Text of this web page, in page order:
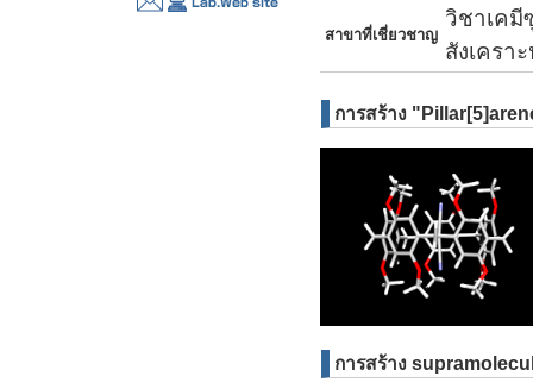
สาขาที่เชี่ยวชาญ
วิชาเคมี
สังเครา
การสร้าง
การสร้าง